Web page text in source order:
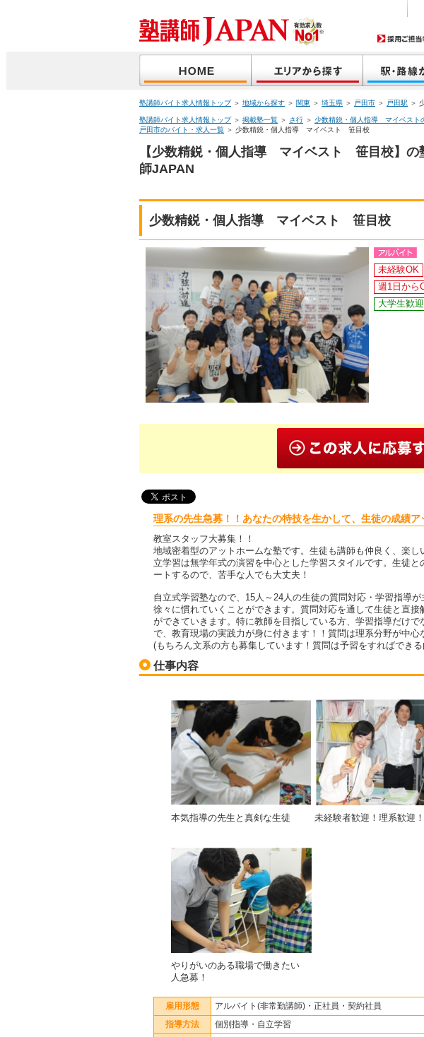
塾講師バイト求人情報トップ＞ 地域から探す ＞ 関東 ＞ 埼玉県 ＞ 戸田市 ＞ 戸田駅 ＞
塾講師バイト求人情報トップ＞ 掲載塾一覧 ＞ さ行 ＞ 少数精鋭・個人指導 マイベスト
戸田市のバイト・求人一覧 ＞ 少数精鋭・個人指導 マイベスト 笹目校
【少数精鋭・個人指導 マイベスト 笹目校】の
師JAPAN
少数精鋭・個人指導 マイベスト 笹目校
未経験OK
週1日から
大学生歓迎
理系の先生急募！！あなたの特技を生かして、生徒の成績
教室スタッフ大募集！！
地域密着型のアットホームな塾です。生徒も講師も仲良く、楽
立学習は無学年式の演習を中心とした学習スタイルです。生徒
ートするので、苦手な人でも大丈夫！
自立式学習塾なので、15人～24人の生徒の質問対応・学習指導
徐々に慣れていくことができます。質問対応を通して生徒と直
ができていきます。特に教師を目指している方、学習指導だけ
で、教育現場の実践力が身に付きます！！質問は理系分野が中心
(もちろん文系の方も募集しています！質問は予習をすればでき
仕事内容
本気指導の先生と真剣な生徒 未経験者歓迎！理系歓迎！
やりがいのある職場で働きたい
人急募！
雇用形態 アルバイト(非常勤講師)・正社員・契約社員
指導方法 個別指導・自立学習